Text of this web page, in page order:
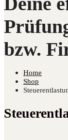
Home
Shop